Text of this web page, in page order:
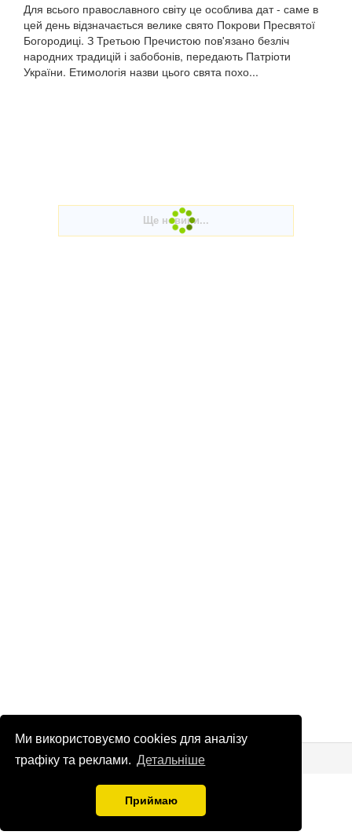
Ми використовуємо cookies для аналізу
трафіку та реклами. Детальніше
Приймаю
Для всього православного світу це особлива дат - саме в
цей день відзначається велике свято Покрови Пресвятої
Богородиці. З Третьою Пречистою пов'язано безліч
народних традицій і забобонів, передають Патріоти
України. Етимологія назви цього свята похо...
© Патріоти України 2026
Правова інформація
info@patrioty.org.ua